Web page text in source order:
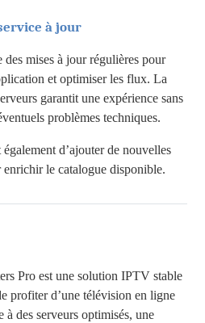
à jour
mises à jour régulières pour
et optimiser les flux. La
garantit une expérience sans
problèmes techniques.
d’ajouter de nouvelles
le catalogue disponible.
Pro est une solution IPTV stable
profiter d’une télévision en ligne
à des serveurs optimisés, une